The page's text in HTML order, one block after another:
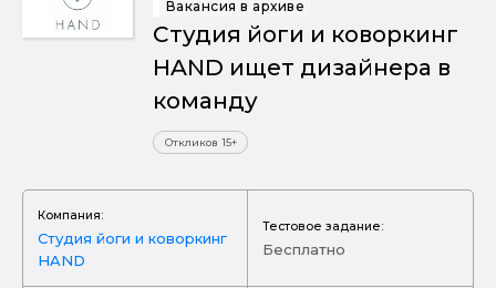
Вакансия в архиве
Студия йоги и коворкинг
HAND ищет дизайнера в
команду
Откликов 15+
Компания:
Студия йоги и коворкинг
HAND
Тестовое задание:
Бесплатно